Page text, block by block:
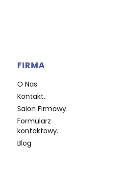
FIRMA
O Nas
Kontakt.
Salon Firmowy.
Formularz
kontaktowy.
Blog